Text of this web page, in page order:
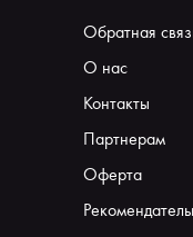
Обратная
О нас
Контакты
Партнерам
Оферта